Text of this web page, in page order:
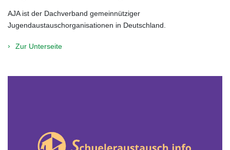
AJA ist der Dachverband gemeinnütziger
Jugendaustauschorganisationen in Deutschland.
Zur Unterseite